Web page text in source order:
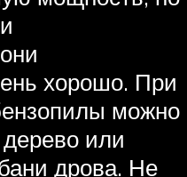
хорошо. При
можно
или
дрова. Не